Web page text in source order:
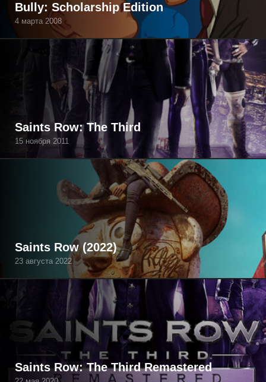
Bully: Scholarship Edition
4 марта 2008
Saints Row: The Third
15 ноября 2011
Saints Row (2022)
23 августа 2022
Saints Row: The Third Remastered